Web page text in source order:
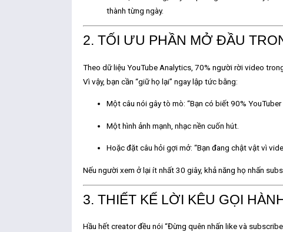
thành từng ngày.
2. TỐI ƯU PHẦN MỞ ĐẦU
Theo dữ liệu YouTube Analytics,70% người rời video
Vì vậy, bạn cần “giữ họ lại” ngay lập tức bằng:
Một câu nói gây tò mò: “Bạn có biết 90%
Một hình ảnh mạnh, nhạc nền cuốn hút.
Hoặc đặt câu hỏi gợi mở: “Bạn đang chật vật vì
Nếu người xem ở lại ít nhất 30 giây, khả năng họ nhấn
3. THIẾT KẾ LỜI KÊU GỌI
Hầu hết creator đều nói “Đừng quên nhấn like và